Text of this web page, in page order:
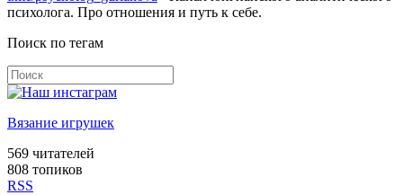
психолога. Про отношения и путь к себе.
Поиск по тегам
Вязание игрушек
569 читателей
808 топиков
RSS